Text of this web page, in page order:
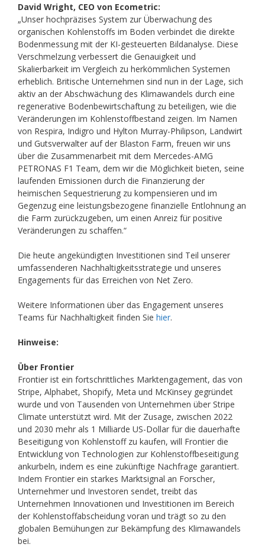
David Wright, CEO von Ecometric:
„Unser hochpräzises System zur Überwachung des
organischen Kohlenstoffs im Boden verbindet die direkte
Bodenmessung mit der KI-gesteuerten Bildanalyse. Diese
Verschmelzung verbessert die Genauigkeit und
Skalierbarkeit im Vergleich zu herkömmlichen Systemen
erheblich. Britische Unternehmen sind nun in der Lage, sich
aktiv an der Abschwächung des Klimawandels durch eine
regenerative Bodenbewirtschaftung zu beteiligen, wie die
Veränderungen im Kohlenstoffbestand zeigen. Im Namen
von Respira, Indigro und Hylton Murray-Philipson, Landwirt
und Gutsverwalter auf der Blaston Farm, freuen wir uns
über die Zusammenarbeit mit dem Mercedes-AMG
PETRONAS F1 Team, dem wir die Möglichkeit bieten, seine
laufenden Emissionen durch die Finanzierung der
heimischen Sequestrierung zu kompensieren und im
Gegenzug eine leistungsbezogene finanzielle Entlohnung an
die Farm zurückzugeben, um einen Anreiz für positive
Veränderungen zu schaffen.“
Die heute angekündigten Investitionen sind Teil unserer
umfassenderen Nachhaltigkeitsstrategie und unseres
Engagements für das Erreichen von Net Zero.
Weitere Informationen über das Engagement unseres
Teams für Nachhaltigkeit finden Sie hier.
Hinweise:
Über Frontier
Frontier ist ein fortschrittliches Marktengagement, das von
Stripe, Alphabet, Shopify, Meta und McKinsey gegründet
wurde und von Tausenden von Unternehmen über Stripe
Climate unterstützt wird. Mit der Zusage, zwischen 2022
und 2030 mehr als 1 Milliarde US-Dollar für die dauerhafte
Beseitigung von Kohlenstoff zu kaufen, will Frontier die
Entwicklung von Technologien zur Kohlenstoffbeseitigung
ankurbeln, indem es eine zukünftige Nachfrage garantiert.
Indem Frontier ein starkes Marktsignal an Forscher,
Unternehmer und Investoren sendet, treibt das
Unternehmen Innovationen und Investitionen im Bereich
der Kohlenstoffabscheidung voran und trägt so zu den
globalen Bemühungen zur Bekämpfung des Klimawandels
bei.